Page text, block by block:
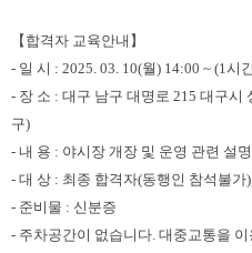
【 합격자 교육안내 】
- 일 시 : 2025. 03. 10(월) 14:00 ~ (1시
- 장 소 : 대구 남구 대명로 215 대구시
구)
- 내 용 : 야시장 개장 및 운영 관련 설
- 대 상 : 최종 합격자(동행인 참석불가
- 준비물 : 신분증
- 주차공간이 없습니다. 대중교통을